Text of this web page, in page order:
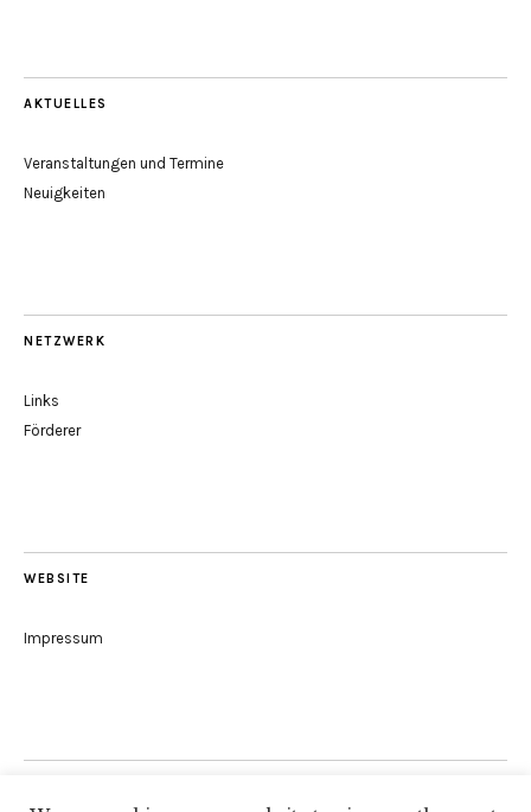
AKTUELLES
Veranstaltungen und Termine
Neuigkeiten
NETZWERK
Links
Förderer
WEBSITE
Impressum